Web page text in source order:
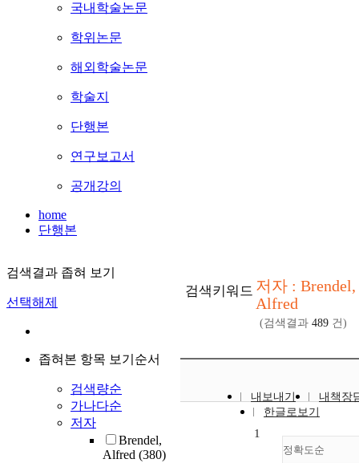
국내학술논문
학위논문
해외학술논문
학술지
단행본
연구보고서
공개강의
home
단행본
검색결과 좁혀 보기
선택해제
좁혀본 항목 보기순서
검색량순
가나다순
저자
Brendel,
Alfred (380)
검색키워드 저자 : Brendel,
Alfred
(검색결과 489 건)
내보내기
내책장
한글로보기
정확도순
1